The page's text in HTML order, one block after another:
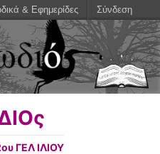
ΓΕΛ ΙΛΙΟΥ
& Εφημερίδες Σύνδεση